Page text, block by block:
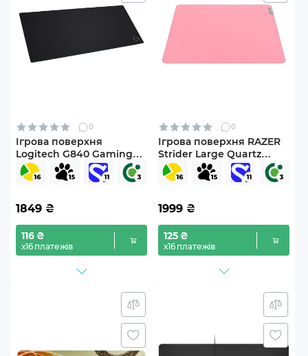
0
Ігрова поверхня
Logitech G840 Gaming
Mouse Pad Black (943-
000778)
1849 ₴
116 ₴
х16 платежів
0
Ігрова поверхня RAZER
Strider Large Quartz
(RZ02-03810300-R3M1)
1999 ₴
125 ₴
х16 платежів